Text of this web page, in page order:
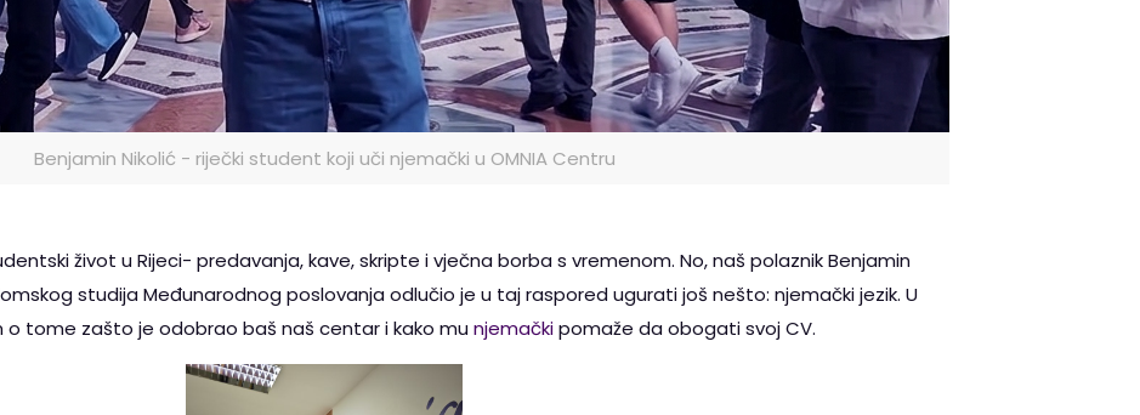
Benjamin Nikolić - riječki student koji uči njemački u OMNIA Centru
život u Rijeci- predavanja, kave, skripte i vječna borba s vremenom. No, naš polaznik Benjamin
studija Međunarodnog poslovanja odlučio je u taj raspored ugurati još nešto: njemački jezik. U
o tome zašto je odobrao baš naš centar i kako mu njemački pomaže da obogati svoj CV.